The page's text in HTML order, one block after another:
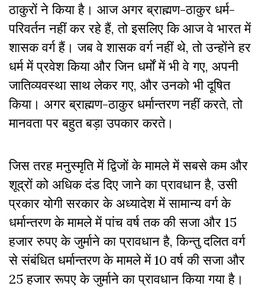
ठाकुरों ने किया है। आज अगर ब्राह्मण-ठाकुर धर्म-
परिवर्तन नहीं कर रहे हैं, तो इसलिए कि आज वे भारत में
शासक वर्ग हैं। जब वे शासक वर्ग नहीं थे, तो उन्होंने हर
धर्म में प्रवेश किया और जिन धर्मों में भी वे गए, अपनी
जातिव्यवस्था साथ लेकर गए, और उनको भी दूषित
किया। अगर ब्राह्मण-ठाकुर धर्मान्तरण नहीं करते, तो
मानवता पर बहुत बड़ा उपकार करते।
जिस तरह मनुस्मृति में द्विजों के मामले में सबसे कम और
शूद्रों को अधिक दंड दिए जाने का प्रावधान है, उसी
प्रकार योगी सरकार के अध्यादेश में सामान्य वर्ग के
धर्मान्तरण के मामले में पांच वर्ष तक की सजा और 15
हजार रुपए के जुर्माने का प्रावधान है, किन्तु दलित वर्ग
से संबंधित धर्मान्तरण के मामले में 10 वर्ष की सजा और
25 हजार रूपए के जुर्माने का प्रावधान किया गया है।